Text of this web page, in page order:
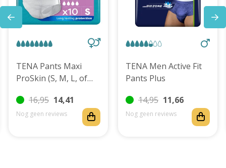
TENA Pants Maxi
ProSkin (S, M, L, of
16,95 14,41
Nog geen reviews
TENA Men Active Fit
Pants Plus
14,95 11,66
Nog geen reviews